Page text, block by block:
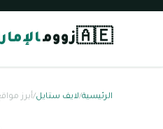
🇦🇪زووم
الرئيسية/لايف ستايل/أبرز